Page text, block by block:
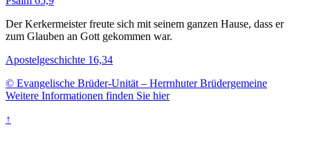
Der Kerkermeister freute sich mit seinem ganzen Hause, dass er
zum Glauben an Gott gekommen war.
Apostelgeschichte 16,34
© Evangelische Brüder-Unität – Herrnhuter Brüdergemeine
Weitere Informationen finden Sie hier
↑